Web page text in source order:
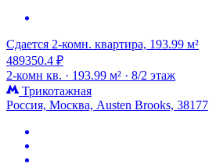
Сдается 2-комн. квартира, 193.99 м²
489350.4 ₽
2-комн кв. · 193.99 м² · 8/2 этаж
Трикотажная
Россия, Москва, Austen Brooks, 38177